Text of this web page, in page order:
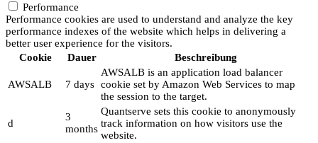
Performance
Performance cookies are used to understand and analyze the key
performance indexes of the website which helps in delivering a
better user experience for the visitors.
Cookie
Dauer Beschreibung
AWSALB 7 days
AWSALB is an application load balancer
cookie set by Amazon Web Services to map
the session to the target.
d
3
months
Quantserve sets this cookie to anonymously
track information on how visitors use the
website.